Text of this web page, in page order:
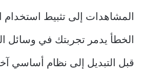
المشاهدات إلى تثبيط استخدام
الخطأ يدمر تجربتك في وسائل